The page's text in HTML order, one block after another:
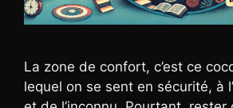
La zone de confort, c’est ce
lequel on se sent en sécurité, à